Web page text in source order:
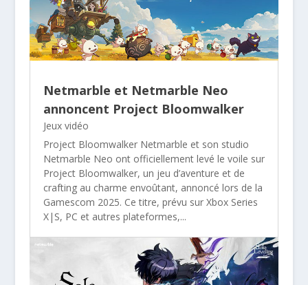
Netmarble et Netmarble Neo
annoncent Project Bloomwalker
Jeux vidéo
Project Bloomwalker Netmarble et son studio
Netmarble Neo ont officiellement levé le voile sur
Project Bloomwalker, un jeu d’aventure et de
crafting au charme envoûtant, annoncé lors de la
Gamescom 2025. Ce titre, prévu sur Xbox Series
X|S, PC et autres plateformes,...